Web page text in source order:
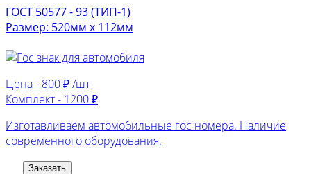
ГОСТ 50577 - 93 (ТИП-1)
Размер: 520мм х 112мм
Цена - 800 ₽ /шт
Комплект - 1200 ₽
Изготавливаем автомобильные гос номера. Наличие
современного оборудования.
Заказать